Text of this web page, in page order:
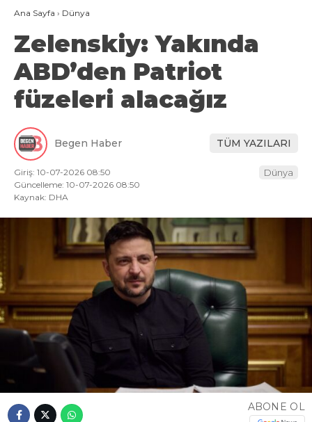
Ana Sayfa › Dünya
Zelenskiy: Yakında
ABD’den Patriot
füzeleri alacağız
Begen Haber TÜM YAZILARI
Giriş: 10-07-2026 08:50
Güncelleme: 10-07-2026 08:50
Kaynak: DHA
Dünya
ABONE OL